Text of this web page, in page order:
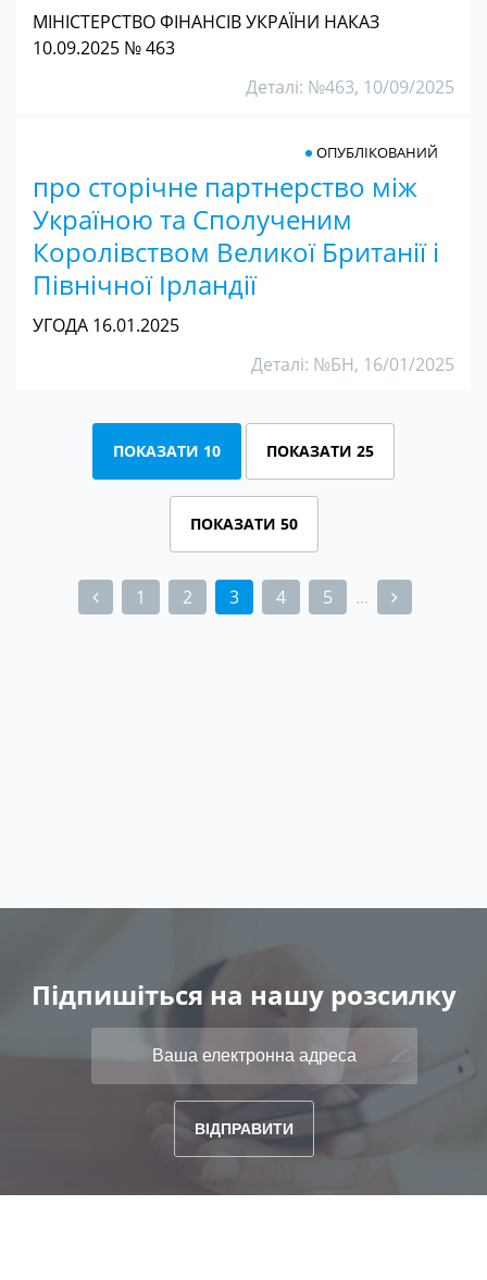
МІНІСТЕРСТВО ФІНАНСІВ УКРАЇНИ НАКАЗ
10.09.2025 № 463
Деталі: №463, 10/09/2025
про сторічне партнерство між
Україною та Сполученим
Королівством Великої Британії і
Північної Ірландії
ОПУБЛІКОВАНИЙ
УГОДА 16.01.2025
Деталі: №БН, 16/01/2025
ПОКАЗАТИ 10 ПОКАЗАТИ 25
ПОКАЗАТИ 50
1 2
3
4 5 ...
Підпишіться на нашу розсилку